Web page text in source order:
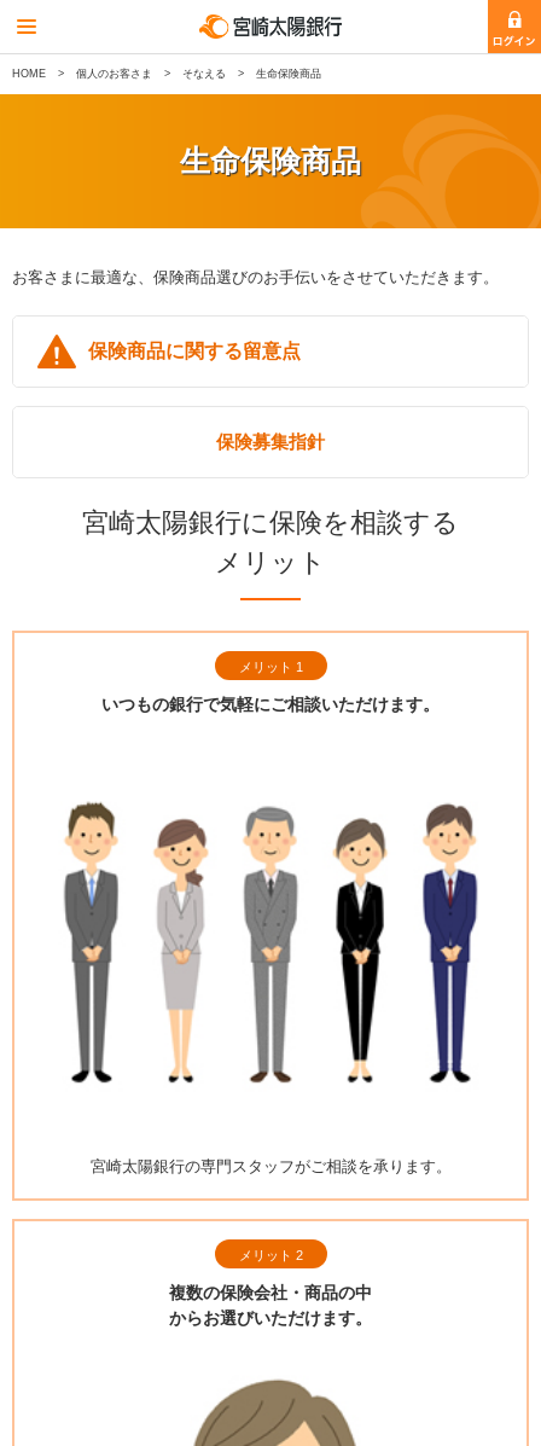
HOME 個人のお客さま そなえる 生命保険商品
生命保険商品
お客さまに最適な、保険商品選びのお手伝いをさせていただきます。
保険商品に関する留意点
保険募集指針
宮崎太陽銀行に保険を相談する
メリット
メリット 1
いつもの銀行で気軽にご相談いただけます。
宮崎太陽銀行の専門スタッフがご相談を承ります。
メリット 2
複数の保険会社・商品の中
からお選びいただけます。